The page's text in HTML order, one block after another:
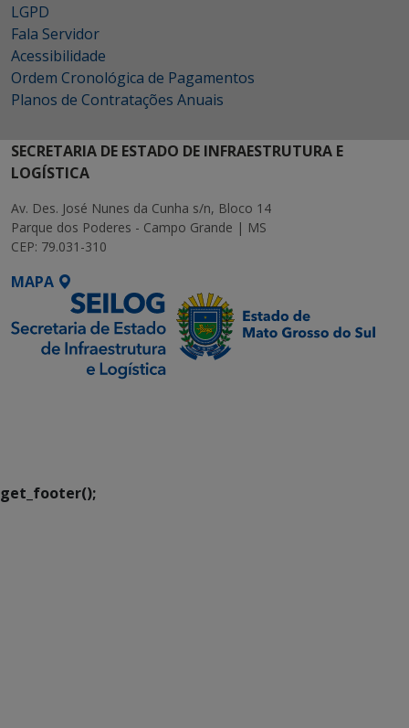
LGPD
Fala Servidor
Acessibilidade
Ordem Cronológica de Pagamentos
Planos de Contratações Anuais
SECRETARIA DE ESTADO DE INFRAESTRUTURA E
LOGÍSTICA
Av. Des. José Nunes da Cunha s/n, Bloco 14
Parque dos Poderes - Campo Grande | MS
CEP: 79.031-310
MAPA
get_footer();